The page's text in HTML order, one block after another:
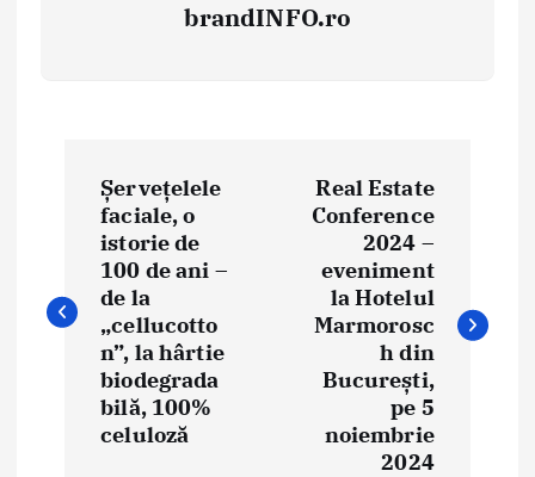
brandINFO.ro
i
Șervețelele
faciale, o
istorie de
100 de ani –
de la
„cellucotto
n”, la hârtie
biodegrada
bilă, 100%
celuloză
Real Estate
Conference
2024 –
eveniment
la Hotelul
Marmorosc
h din
București,
pe 5
noiembrie
2024